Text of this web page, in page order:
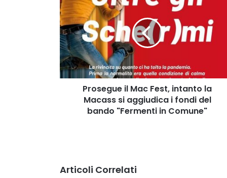
Mac
Fest,
intanto
la
Macass
si
aggiudica
Prosegue il Mac Fest, intanto la
Macass si aggiudica i fondi del
bando "Fermenti in Comune"
Articoli Correlati